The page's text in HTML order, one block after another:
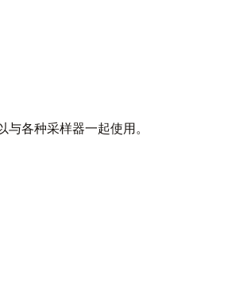
各种采样器一起使用。